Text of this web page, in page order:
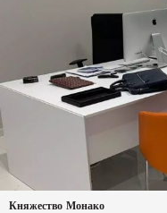
Княжество Монако